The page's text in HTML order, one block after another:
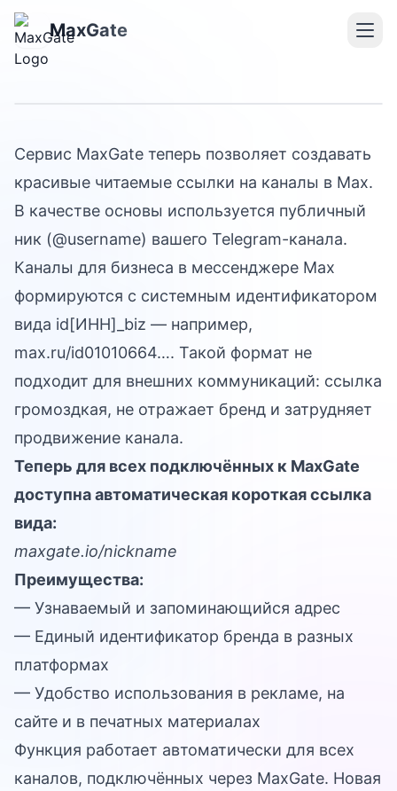
MaxGate
Короткие ссылки на
канал в Max
Сервис MaxGate теперь позволяет создавать
красивые читаемые ссылки на каналы в Max.
В качестве основы используется публичный
ник (@usеrnаme) вашего Telegram-канала.
Каналы для бизнеса в мессенджере Max
формируются с системным идентификатором
вида id[ИНН]_biz — например,
max.ru/id01010664…. Такой формат не
подходит для внешних коммуникаций: ссылка
громоздкая, не отражает бренд и затрудняет
продвижение канала.
Теперь для всех подключённых к MaxGate
доступна автоматическая короткая ссылка
вида:
maxgate.io/nickname
Преимущества:
— Узнаваемый и запоминающийся адрес
— Единый идентификатор бренда в разных
платформах
— Удобство использования в рекламе, на
сайте и в печатных материалах
Функция работает автоматически для всех
каналов, подключённых через MaxGate. Новая